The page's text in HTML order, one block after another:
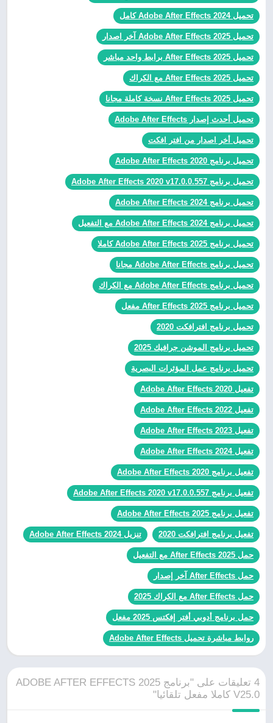
تحميل Adobe After Effects 2024 كامل
تحميل Adobe After Effects 2025 آخر اصدار
تحميل After Effects 2025 برابط واحد مباشر
تحميل After Effects 2025 مع الكراك
تحميل After Effects 2025 نسخة كاملة مجانا
تحميل أحدث إصدار Adobe After Effects
تحميل أخر اصدار من افتر افكت
تحميل برنامج Adobe After Effects 2020
تحميل برنامج Adobe After Effects 2020 v17.0.0.557
تحميل برنامج Adobe After Effects 2024
تحميل برنامج Adobe After Effects 2024 مع التفعيل
تحميل برنامج Adobe After Effects 2025 كاملا
تحميل برنامج Adobe After Effects مجانا
تحميل برنامج Adobe After Effects مع الكراك
تحميل برنامج After Effects 2025 مفعل
تحميل برنامج افترافكت 2020
تحميل برنامج الموشن جرافيك 2025
تحميل برنامج عمل المؤثرات البصرية
تفعيل Adobe After Effects 2020
تفعيل Adobe After Effects 2022
تفعيل Adobe After Effects 2023
تفعيل Adobe After Effects 2024
تفعيل برنامج Adobe After Effects 2020
تفعيل برنامج Adobe After Effects 2020 v17.0.0.557
تفعيل برنامج Adobe After Effects 2025
تفعيل برنامج افترافكت 2020 تنزيل Adobe After Effects 2024
حمل After Effects 2025 مع التفعيل
حمل After Effects آخر إصدار
حمل After Effects مع الكراك 2025
حمل برنامج أدوبي أفتر إفكتس 2025 مفعل
روابط مباشرة تحميل Adobe After Effects
4 تعليقات على "برنامج ADOBE AFTER EFFECTS 2025
V25.0 كاملا مفعل تلقائيا"